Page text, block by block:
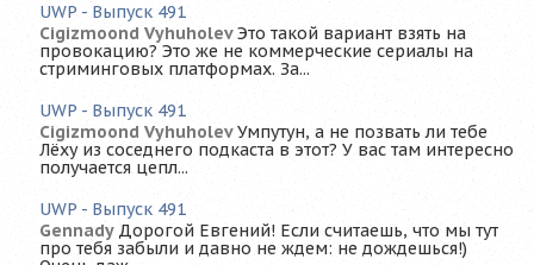
UWP - Выпуск 491
Cigizmoond Vyhuholev Это такой вариант взять на
провокацию? Это же не коммерческие сериалы на
стриминговых платформах. За...
UWP - Выпуск 491
Cigizmoond Vyhuholev Умпутун, а не позвать ли тебе
Лёху из соседнего подкаста в этот? У вас там интересно
получается цепл...
UWP - Выпуск 491
Gennady Дорогой Евгений! Если считаешь, что мы тут
про тебя забыли и давно не ждем: не дождешься!)